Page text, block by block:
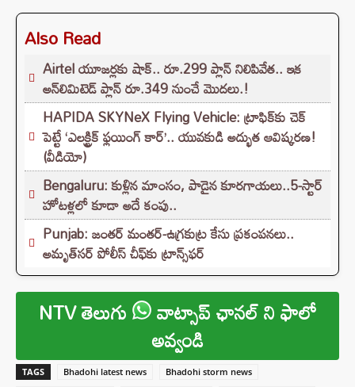
Also Read
Airtel యూజర్లకు షాక్.. రూ.299 ప్లాన్ నిలిపివేత.. ఇక
అన్‌లిమిటెడ్ ప్లాన్ రూ.349 నుంచే మొదలు.!
HAPIDA SKYNeX Flying Vehicle: ట్రాఫిక్‌కు చెక్
పెట్టే ‘ఎలక్ట్రిక్ ఫ్లయింగ్ కార్’.. యువకుడి అద్భుత ఆవిష్కరణ!
(వీడియో)
Bengaluru: కుళ్లిన మాంసం, పాడైన కూరగాయలు..5-స్టార్
హోటళ్లలో కూడా అదే కంపు..
Punjab: జంతర్ మంతర్-ఉగ్రకుట్ర కేసు ప్రకంపనలు..
అమృత్‌సర్ పోలీస్ చీఫ్‌కు ట్రాన్స్‌ఫర్
NTV తెలుగు వాట్సాప్ ఛానల్ ని ఫాలో
అవ్వండి
TAGS Bhadohi latest news
Bhadohi storm news